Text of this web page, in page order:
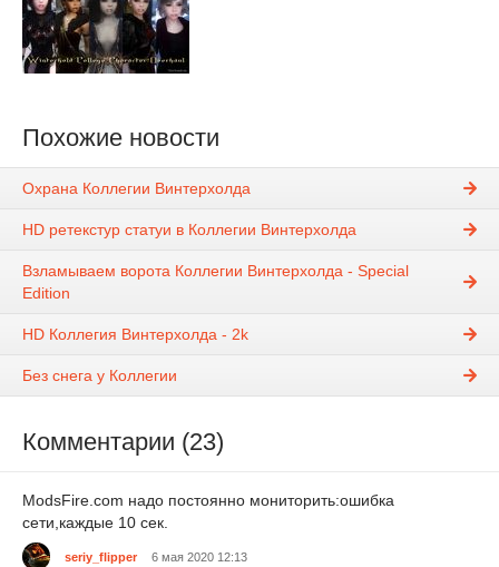
Похожие новости
Охрана Коллегии Винтерхолда
HD ретекстур статуи в Коллегии Винтерхолда
Взламываем ворота Коллегии Винтерхолда - Special
Edition
HD Коллегия Винтерхолда - 2k
Без снега у Коллегии
Комментарии (23)
ModsFire.com надо постоянно мониторить:ошибка
сети,каждые 10 сек.
seriy_flipper 6 мая 2020 12:13